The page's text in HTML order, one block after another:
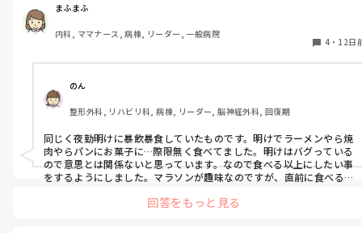
同じような方いますか？何か対策などありましたら教えていただ
きたいです。よろしくお願いします。
まふまふ
内科, ママナース, 病棟, リーダー, 一般病院
4・ 12日
のん
整形外科, リハビリ科, 病棟, リーダー, 脳神経外科, 回復期
同じく夜勤明けに暴飲暴食していたものです。明けでラーメンやら焼
肉やらパンにお菓子に…際限無く食べてました。明けはバグっている
ので意思とは関係ないと思っています。なので食べる以上にしたい事
をするようにしました。マラソンが趣味なのですが、直前に食べる
りは走って帰るとか、そのまま着替えて走りに行くとかで、食べな
回答をもっと見る